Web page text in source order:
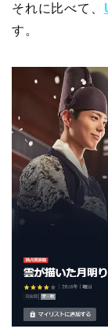
それに比べて、
す。